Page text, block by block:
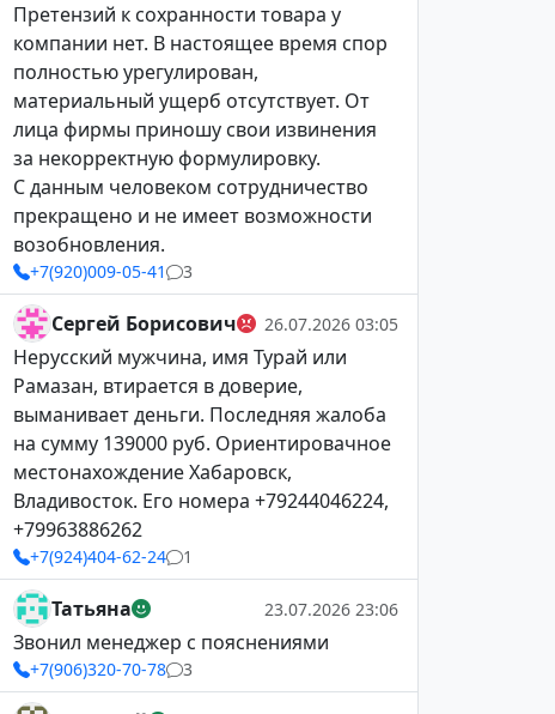
Претензий к сохранности товара у
компании нет. В настоящее время спор
полностью урегулирован,
материальный ущерб отсутствует. От
лица фирмы приношу свои извинения
за некорректную формулировку.
С данным человеком сотрудничество
прекращено и не имеет возможности
возобновления.
+7(920)009-05-41 3
Сергей Борисович 26.07.2026 03:05
Нерусский мужчина, имя Турай или
Рамазан, втирается в доверие,
выманивает деньги. Последняя жалоба
на сумму 139000 руб. Ориентировачное
местонахождение Хабаровск,
Владивосток. Его номера +79244046224,
+79963886262
+7(924)404-62-24 1
Татьяна 23.07.2026 23:06
Звонил менеджер с пояснениями
+7(906)320-70-78 3